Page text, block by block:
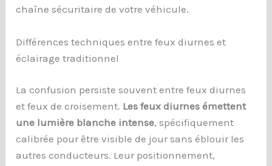
chaîne sécuritaire de votre véhicule.
Différences techniques entre feux diurnes et
éclairage traditionnel
La confusion persiste souvent entre feux diurnes
et feux de croisement. Les feux diurnes émettent
une lumière blanche intense, spécifiquement
calibrée pour être visible de jour sans éblouir les
autres conducteurs. Leur positionnement,